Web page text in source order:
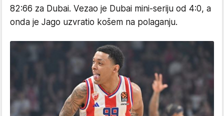
82:66 za Dubai. Vezao je Dubai mini-seriju od 4:0, a
onda je Jago uzvratio košem na polaganju.